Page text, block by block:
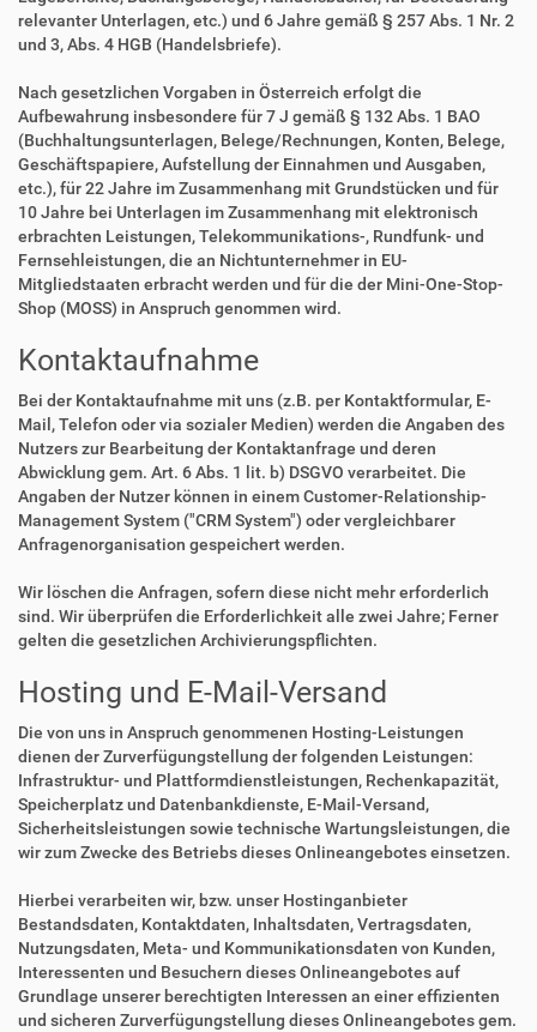
relevanter Unterlagen, etc.) und 6 Jahre gemäß § 257 Abs. 1 Nr. 2
und 3, Abs. 4 HGB (Handelsbriefe).
Nach gesetzlichen Vorgaben in Österreich erfolgt die
Aufbewahrung insbesondere für 7 J gemäß § 132 Abs. 1 BAO
(Buchhaltungsunterlagen, Belege/Rechnungen, Konten, Belege,
Geschäftspapiere, Aufstellung der Einnahmen und Ausgaben,
etc.), für 22 Jahre im Zusammenhang mit Grundstücken und für
10 Jahre bei Unterlagen im Zusammenhang mit elektronisch
erbrachten Leistungen, Telekommunikations-, Rundfunk- und
Fernsehleistungen, die an Nichtunternehmer in EU-
Mitgliedstaaten erbracht werden und für die der Mini-One-Stop-
Shop (MOSS) in Anspruch genommen wird.
Kontaktaufnahme
Bei der Kontaktaufnahme mit uns (z.B. per Kontaktformular, E-
Mail, Telefon oder via sozialer Medien) werden die Angaben des
Nutzers zur Bearbeitung der Kontaktanfrage und deren
Abwicklung gem. Art. 6 Abs. 1 lit. b) DSGVO verarbeitet. Die
Angaben der Nutzer können in einem Customer-Relationship-
Management System ("CRM System") oder vergleichbarer
Anfragenorganisation gespeichert werden.
Wir löschen die Anfragen, sofern diese nicht mehr erforderlich
sind. Wir überprüfen die Erforderlichkeit alle zwei Jahre; Ferner
gelten die gesetzlichen Archivierungspflichten.
Hosting und E-Mail-Versand
Die von uns in Anspruch genommenen Hosting-Leistungen
dienen der Zurverfügungstellung der folgenden Leistungen:
Infrastruktur- und Plattformdienstleistungen, Rechenkapazität,
Speicherplatz und Datenbankdienste, E-Mail-Versand,
Sicherheitsleistungen sowie technische Wartungsleistungen, die
wir zum Zwecke des Betriebs dieses Onlineangebotes einsetzen.
Hierbei verarbeiten wir, bzw. unser Hostinganbieter
Bestandsdaten, Kontaktdaten, Inhaltsdaten, Vertragsdaten,
Nutzungsdaten, Meta- und Kommunikationsdaten von Kunden,
Interessenten und Besuchern dieses Onlineangebotes auf
Grundlage unserer berechtigten Interessen an einer effizienten
und sicheren Zurverfügungstellung dieses Onlineangebotes gem.